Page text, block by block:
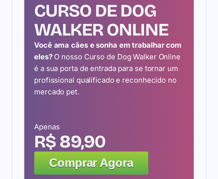
CURSO DE DOG
WALKER ONLINE
Você ama cães e sonha em trabalhar com
eles?O nosso Curso de Dog Walker Online
é a sua porta de entrada para se tornar um
profissional qualificado e reconhecido no
mercado pet.
Apenas
R$ 89,90
Comprar Agora